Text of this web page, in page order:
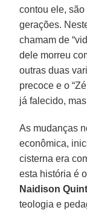
contou ele,
gerações.
chamam de
dele morreu
outras duas
precoce e o
já falecido,
As mudanças
econômica,
cisterna era
esta história é
Naidison
teologia e